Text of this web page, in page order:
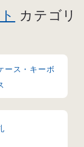
カテゴリ
ース・キーボ